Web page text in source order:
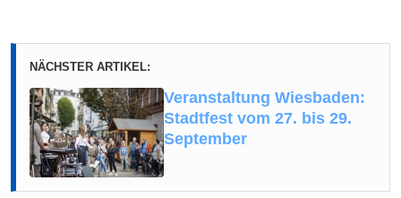
NÄCHSTER ARTIKEL:
Veranstaltung Wiesbaden:
Stadtfest vom 27. bis 29.
September